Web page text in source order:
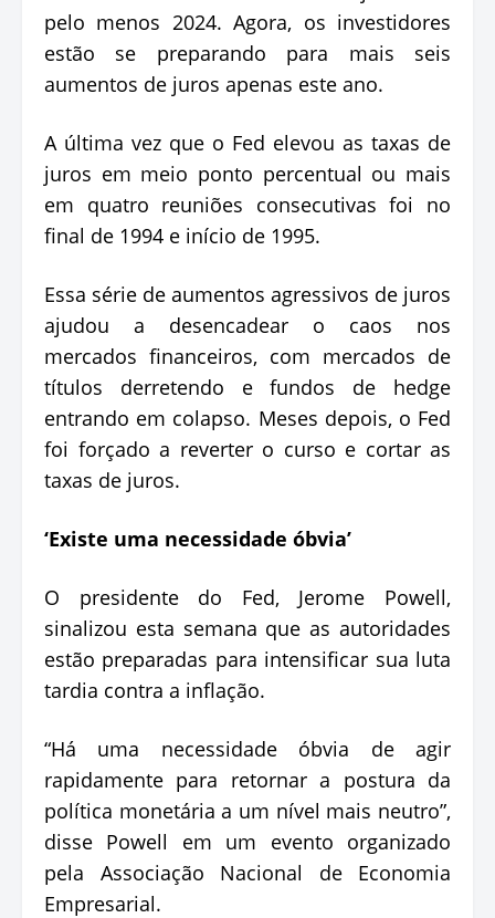
pelo menos 2024. Agora, os investidores
estão se preparando para mais seis
aumentos de juros apenas este ano.
A última vez que o Fed elevou as taxas de
juros em meio ponto percentual ou mais
em quatro reuniões consecutivas foi no
final de 1994 e início de 1995.
Essa série de aumentos agressivos de juros
ajudou a desencadear o caos nos
mercados financeiros, com mercados de
títulos derretendo e fundos de hedge
entrando em colapso. Meses depois, o Fed
foi forçado a reverter o curso e cortar as
taxas de juros.
‘Existe uma necessidade óbvia’
O presidente do Fed, Jerome Powell,
sinalizou esta semana que as autoridades
estão preparadas para intensificar sua luta
tardia contra a inflação.
“Há uma necessidade óbvia de agir
rapidamente para retornar a postura da
política monetária a um nível mais neutro”,
disse Powell em um evento organizado
pela Associação Nacional de Economia
Empresarial.